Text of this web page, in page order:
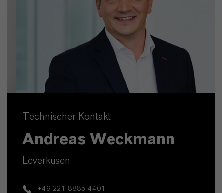
Technischer Kontakt
Andreas Weckmann
Leverkusen
+49 221 8885 4401